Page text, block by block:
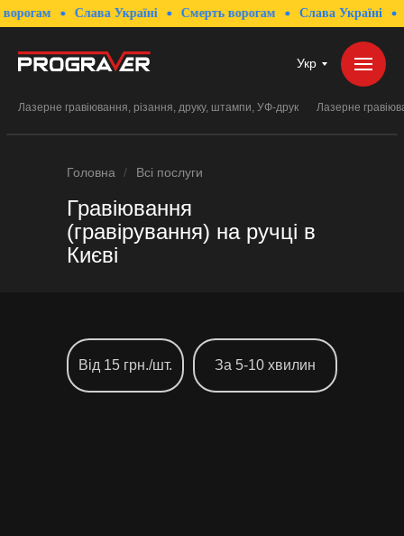
Слава Україні Смерть ворогам Слава Україні
Лазерне гравіювання, різання, друку, штампи, УФ-друк Лазерне
Укр
Гравіювання
(гравірування) на ручці в
Києві
Від 15 грн./шт. За 5-10 хвилин
/
Головна Всі послуги